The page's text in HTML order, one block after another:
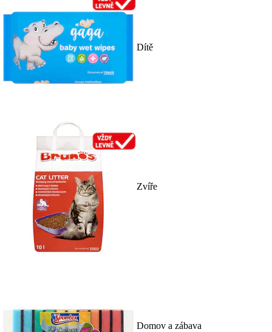
Dítě
Zvíře
Domov a zábava